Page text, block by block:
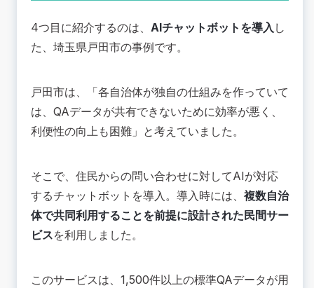
4つ目に紹介するのは、 AIチャットボットを導入 し
た、埼玉県戸田市の事例です。
戸田市は、「各自治体が独自の仕組みを作っていて
は、QAデータが共有できないために効率が悪く、
利便性の向上も困難」と考えていました。
そこで、住民からの問い合わせに対してAIが対応
するチャットボットを導入。導入時には、 複数自治
体で共同利用することを前提に設計された民間サー
ビスを利用しました。
このサービスは、1,500件以上の標準QAデータが用